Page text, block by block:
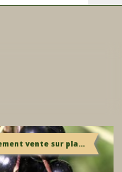
Uniquement vente sur place